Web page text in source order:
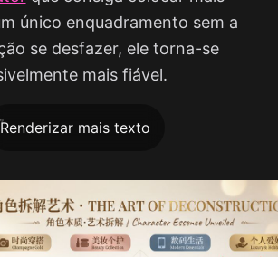
único enquadramento sem a
se desfazer, ele torna-se
mais fiável.
Renderizar mais texto